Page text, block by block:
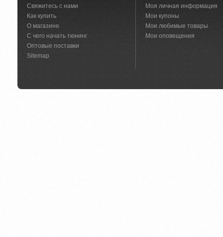
Свяжитесь с нами
Как купить
О магазине
С чего начать тюнинг
Оптовые поставки
Sitemap
Моя личная информация
Мои купоны
Мои любимые товары
Мои оповещения